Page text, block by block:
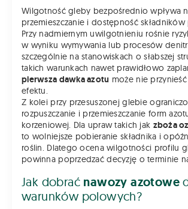
Wilgotność gleby bezpośrednio wpływa
przemieszczanie i dostępność
Przy nadmiernym uwilgotnieniu rośnie
w wyniku wymywania lub procesów
szczególnie na stanowiskach o słabszej
takich warunkach nawet prawidłowo
pierwsza dawka azotu może nie
efektu.
Z kolei przy przesuszonej glebie
rozpuszczanie i przemieszczanie form
korzeniowej. Dla upraw takich jak zboża
to wolniejsze pobieranie składnika i
roślin. Dlatego ocena wilgotności profilu
powinna poprzedzać decyzję o terminie
Jak dobrać nawozy azotowe
warunków polowych?